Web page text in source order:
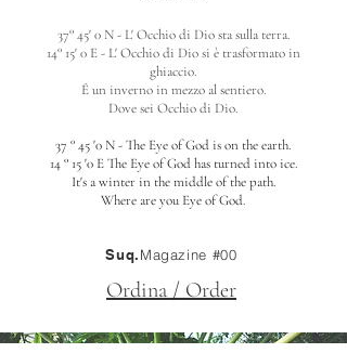
37° 45' 0 N - L' Occhio di Dio sta sulla terra.
14° 15' 0 E- L' Occhio di Dio si è trasformato in
ghiaccio.
É un inverno in mezzo al sentiero.
Dove sei Occhio di Dio.
37 ° 45 '0 N - The Eye of God is on the earth.
14 ° 15 '0 E The Eye of God has turned into ice.
It's a winter in the middle of the path.
Where are you Eye of God.
Suq.Magazine #00
Ordina / Order